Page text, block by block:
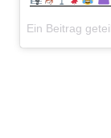
Ein Beitrag